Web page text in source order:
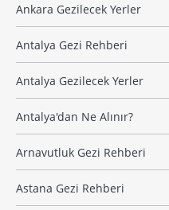
Ankara Gezilecek Yerler
Antalya Gezi Rehberi
Antalya Gezilecek Yerler
Antalya'dan Ne Alınır?
Arnavutluk Gezi Rehberi
Astana Gezi Rehberi